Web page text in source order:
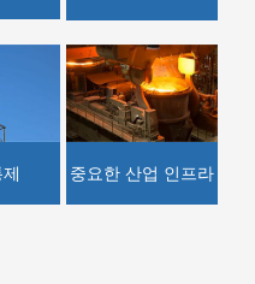
중요한 산업 인프라